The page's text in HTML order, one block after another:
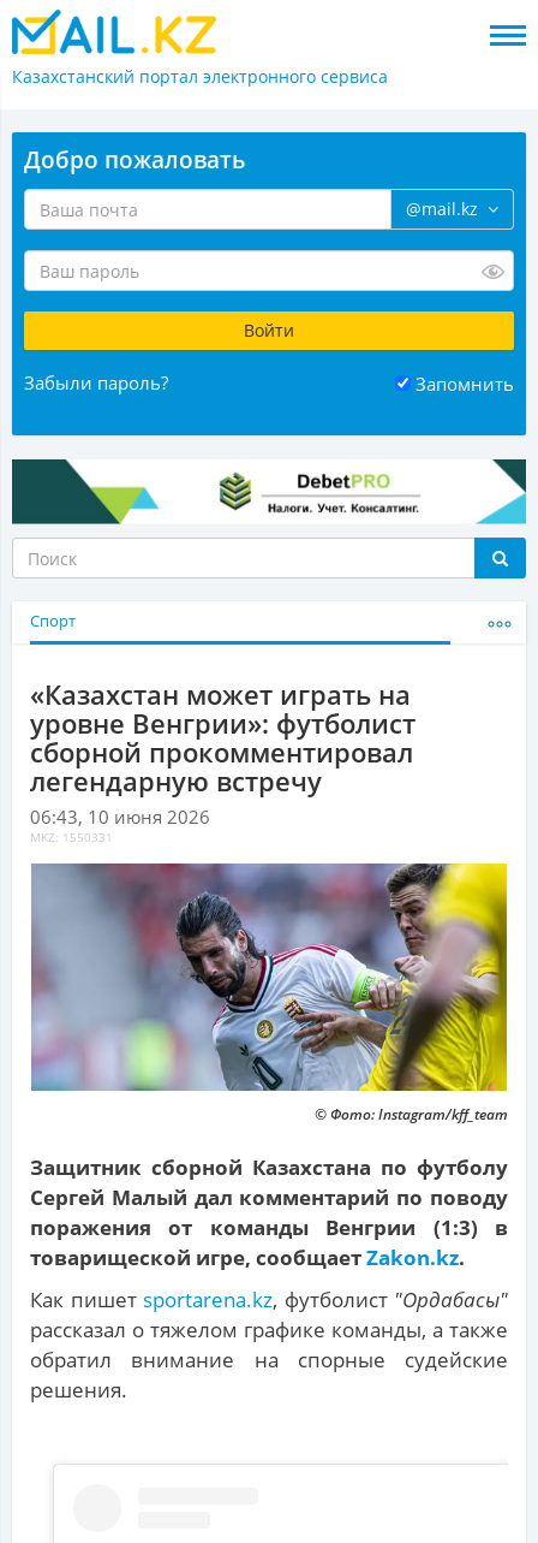
Казахстанский портал электронного сервиса
Добро пожаловать
@mail.kz
Забыли пароль? Запомнить
Спорт
«Казахстан может играть на
уровне Венгрии»: футболист
сборной прокомментировал
легендарную встречу
06:43, 10 июня 2026
MKZ: 1550331
© Фото: Instagram/kff_team
Защитник сборной Казахстана по футболу
Сергей Малый дал комментарий по поводу
поражения от команды Венгрии (1:3) в
товарищеской игре, сообщаетZakon.kz.
Как пишет sportarena.kz, футболист "Ордабасы"
рассказал о тяжелом графике команды, а также
обратил внимание на спорные судейские
решения.